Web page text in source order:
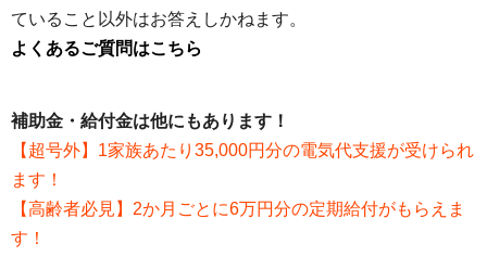
ていること以外はお答えしかねます。
よくあるご質問はこちら
補助金・給付金は他にもあります！
【超号外】1家族あたり35,000円分の電気代支援が受けられ
ます！
【高齢者必見】2か月ごとに6万円分の定期給付がもらえま
す！